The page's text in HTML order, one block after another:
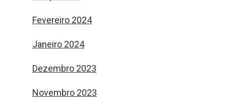
Fevereiro 2024
Janeiro 2024
Dezembro 2023
Novembro 2023